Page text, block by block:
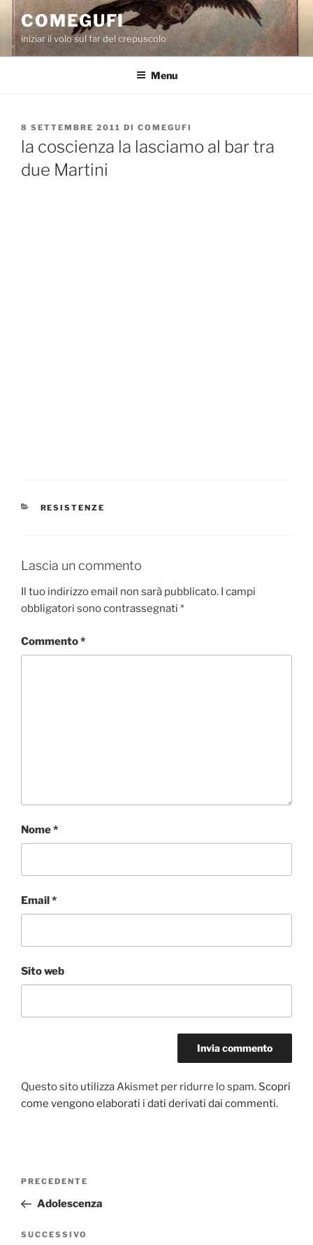
Salta
contenuto
COMEGUFI
iniziar il volo sul far del crepuscolo
Menu
PUBBLICATO
IL
8 SETTEMBRE 2011 DI COMEGUFI
la coscienza la lasciamo al bar tra
due Martini
CATEGORIE
RESISTENZE
Lascia un commento
Il tuo indirizzo email non sarà pubblicato. I campi
obbligatori sono contrassegnati *
Commento*
Nome*
Email*
Sito web
Questo sito utilizza Akismet per ridurre lo spam. Scopri
come vengono elaborati i dati derivati dai commenti.
Navigazione
Articolo
precedente:
PRECEDENTE
Adolescenza
Articolo
SUCCESSIVO